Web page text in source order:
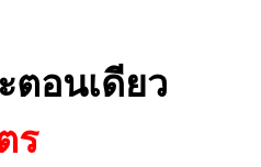
ตอนเดียว
ร